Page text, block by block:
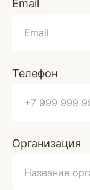
Email
Телефон
Организация